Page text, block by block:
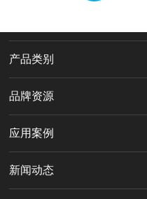
产品类别
品牌资源
应用案例
新闻动态